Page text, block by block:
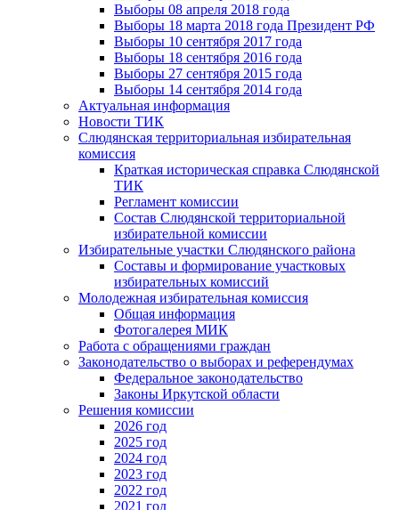
Выборы 08 апреля 2018 года
Выборы 18 марта 2018 года Президент РФ
Выборы 10 сентября 2017 года
Выборы 18 сентября 2016 года
Выборы 27 сентября 2015 года
Выборы 14 сентября 2014 года
Актуальная информация
Новости ТИК
Слюдянская территориальная избирательная
комиссия
Краткая историческая справка Слюдянской
ТИК
Регламент комиссии
Состав Слюдянской территориальной
избирательной комиссии
Избирательные участки Слюдянского района
Составы и формирование участковых
избирательных комиссий
Молодежная избирательная комиссия
Общая информация
Фотогалерея МИК
Работа с обращениями граждан
Законодательство о выборах и референдумах
Федеральное законодательство
Законы Иркутской области
Решения комиссии
2026 год
2025 год
2024 год
2023 год
2022 год
2021 год